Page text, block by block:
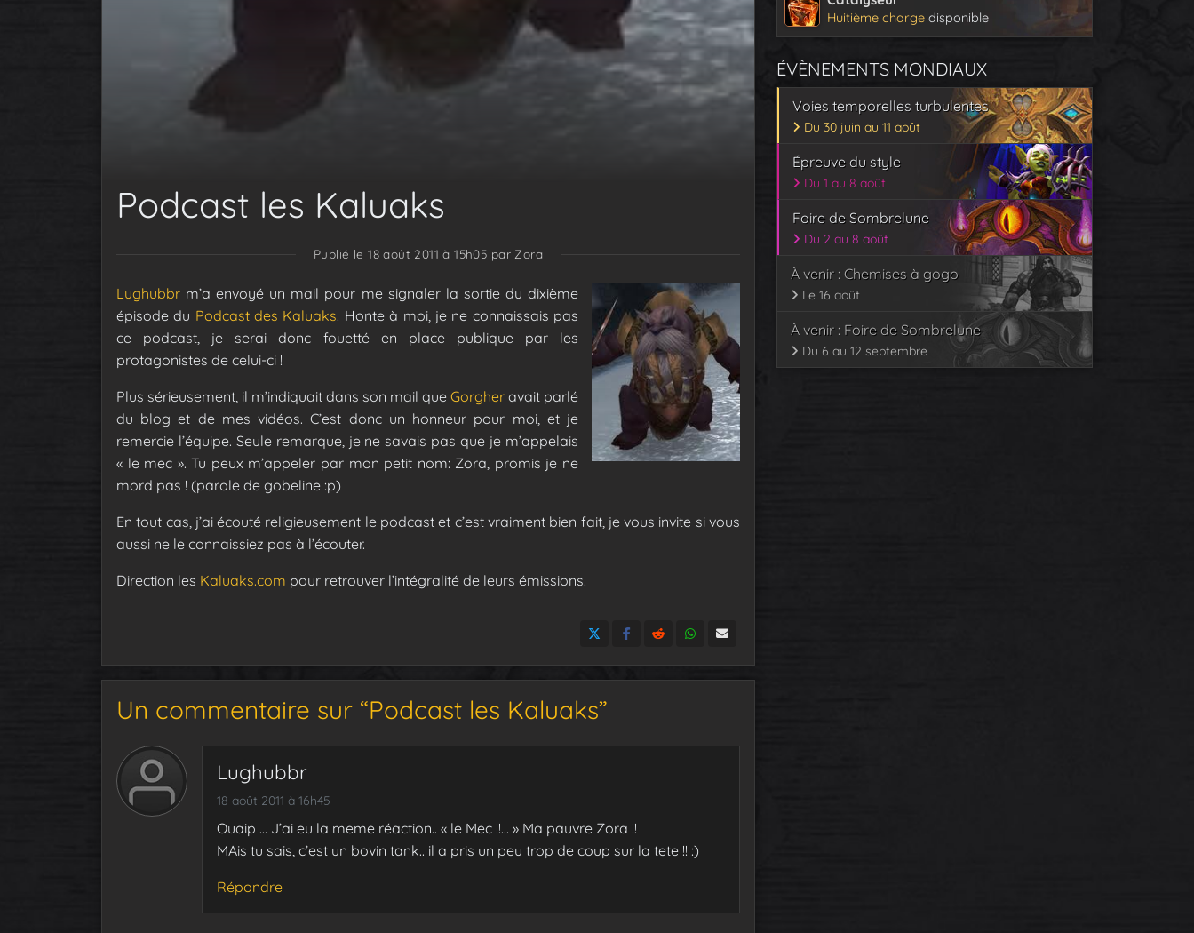
Podcast les Kaluaks
Publié le 18 août 2011 à 15h05 par Zora
Lughubbr m’a envoyé un mail pour me signaler la sortie du dixième
épisode du Podcast des Kaluaks. Honte à moi, je ne connaissais pas
ce podcast, je serai donc fouetté en place publique par les
protagonistes de celui-ci !
Plus sérieusement, il m’indiquait dans son mail que Gorgher avait parlé
du blog et de mes vidéos. C’est donc un honneur pour moi, et je
remercie l’équipe. Seule remarque, je ne savais pas que je m’appelais
« le mec ». Tu peux m’appeler par mon petit nom: Zora, promis je ne
mord pas ! (parole de gobeline :p)
En tout cas, j’ai écouté religieusement le podcast et c’est vraiment bien fait, je vous invite si vous
aussi ne le connaissiez pas à l’écouter.
Direction les Kaluaks.com pour retrouver l’intégralité de leurs émissions.
Un commentaire sur “Podcast les Kaluaks”
Lughubbr
18 août 2011 à 16h45
Ouaip … J’ai eu la meme réaction.. « le Mec !!… » Ma pauvre Zora !!
MAis tu sais, c’est un bovin tank.. il a pris un peu trop de coup sur la tete !! :)
Répondre
Huitième charge disponible
ÉVÈNEMENTS MONDIAUX
Voies temporelles turbulentes
Du 30 juin au 11 août
Épreuve du style
Du 1 au 8 août
Foire de Sombrelune
Du 2 au 8 août
À venir : Chemises à gogo
Le 16 août
À venir : Foire de Sombrelune
Du 6 au 12 septembre